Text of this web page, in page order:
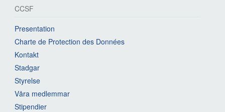
CCSF
Presentation
Charte de Protection des Données
Kontakt
Stadgar
Styrelse
Våra medlemmar
Stipendier